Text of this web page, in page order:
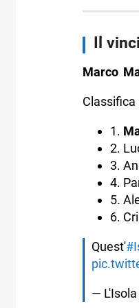
-- Helena
- News
--
--
-- Alvin
-- Gian
--
-- Pace
-- Helena
-- È di
Il
Marco
1.
2.
3.
4.
5.
6.
Quest'
—